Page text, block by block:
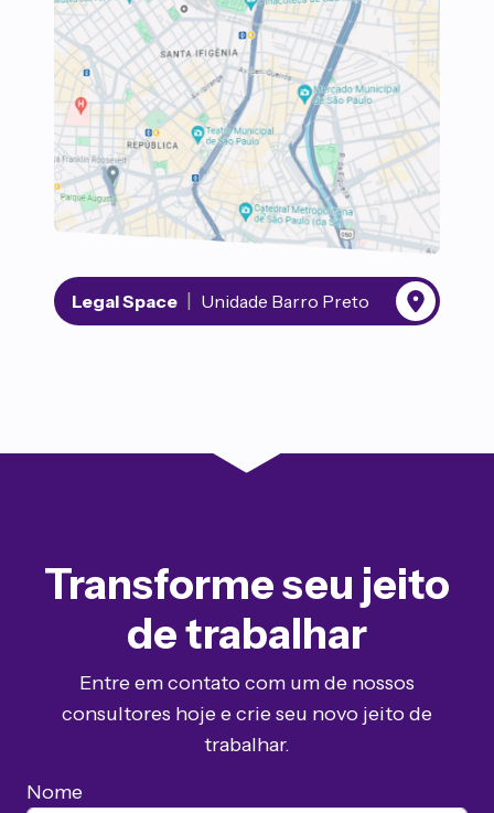
Legal Space | Unidade Barro Preto
Transforme seu jeito
de trabalhar
Entre em contato com um de nossos
consultores hoje e crie seu novo jeito de
trabalhar.
Nome